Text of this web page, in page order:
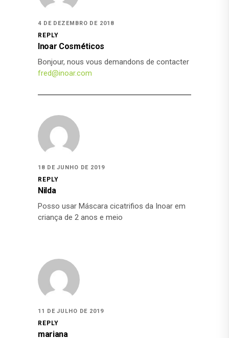
4 DE DEZEMBRO DE 2018
REPLY
Inoar Cosméticos
Bonjour, nous vous demandons de contacter
fred@inoar.com
18 DE JUNHO DE 2019
REPLY
Nilda
Posso usar Máscara cicatrifios da Inoar em
criança de 2 anos e meio
11 DE JULHO DE 2019
REPLY
mariana